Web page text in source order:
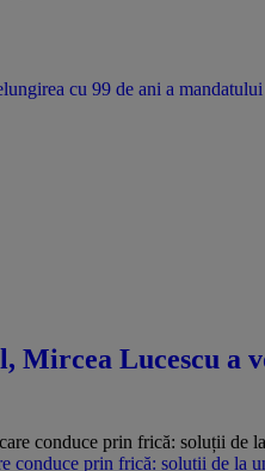
cu 99 de ani a
Mircea Lucescu
conduce prin frică: soluții de la